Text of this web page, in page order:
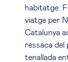
habitatge.
viatge per
Catalunya
ressaca del
tenallada